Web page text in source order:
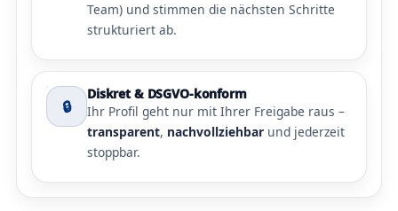
Team) und stimmen die nächsten Schritte
strukturiert ab.
🔒
Diskret & DSGVO-konform
Ihr Profil geht nur mit Ihrer Freigabe raus –
transparent, nachvollziehbar und jederzeit
stoppbar.